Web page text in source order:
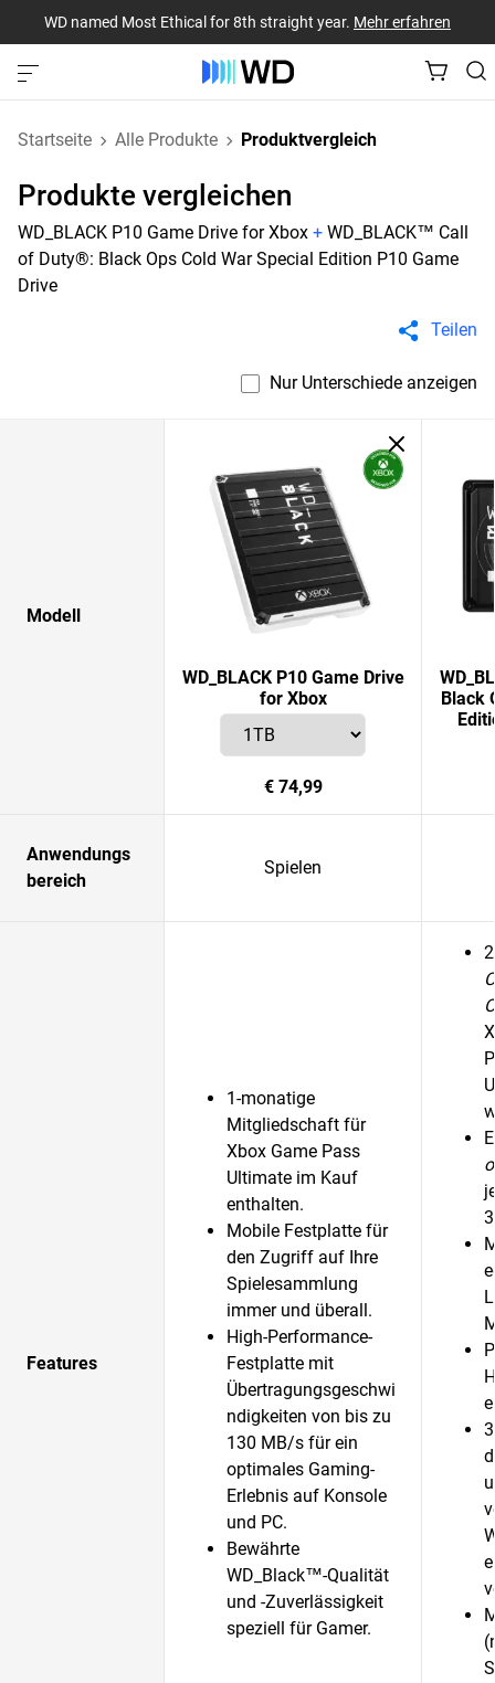
WD named Most Ethical for 8th straight year. Mehr erfahren
Startseite Alle Produkte Produktvergleich
Produkte vergleichen
WD_BLACK P10 Game Drive for Xbox + WD_BLACK™ Call
of Duty®: Black Ops Cold War Special Edition P10 Game
Drive
Teilen
Nur Unterschiede anzeigen
Modell
WD_BLACK P10 Game Drive
for Xbox
€ 74,99
Black
Anwendungs
bereich
Spielen
Features
1-monatige
Mitgliedschaft für
Xbox Game Pass
Ultimate im Kauf
enthalten.
Mobile Festplatte für
den Zugriff auf Ihre
Spielesammlung
immer und überall.
High-Performance-
Festplatte mit
Übertragungsgeschwi
ndigkeiten von bis zu
130 MB/s für ein
optimales Gaming-
Erlebnis auf Konsole
und PC.
Bewährte
WD_Black™-Qualität
und -Zuverlässigkeit
speziell für Gamer.